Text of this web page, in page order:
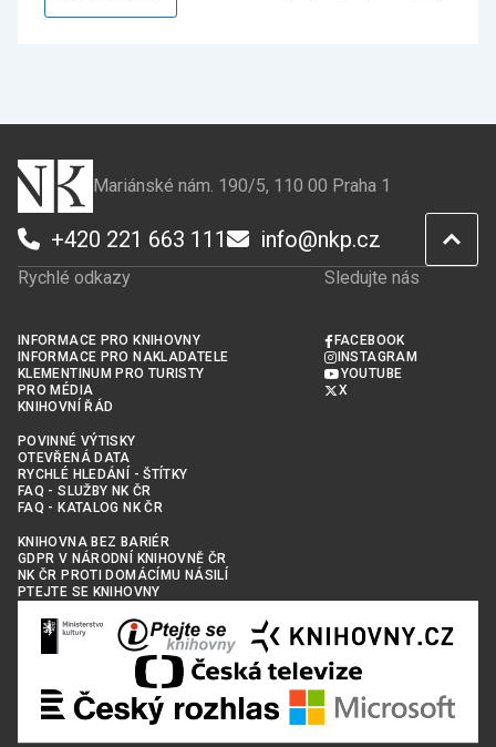
Mariánské nám. 190/5, 110 00 Praha 1
+420 221 663 111 info@nkp.cz
Rychlé odkazy
INFORMACE PRO KNIHOVNY
INFORMACE PRO NAKLADATELE
KLEMENTINUM PRO TURISTY
PRO MÉDIA
KNIHOVNÍ ŘÁD
POVINNÉ VÝTISKY
OTEVŘENÁ DATA
RYCHLÉ HLEDÁNÍ - ŠTÍTKY
FAQ - SLUŽBY NK ČR
FAQ - KATALOG NK ČR
KNIHOVNA BEZ BARIÉR
GDPR V NÁRODNÍ KNIHOVNĚ ČR
NK ČR PROTI DOMÁCÍMU NÁSILÍ
PTEJTE SE KNIHOVNY
Sledujte nás
FACEBOOK
INSTAGRAM
YOUTUBE
X